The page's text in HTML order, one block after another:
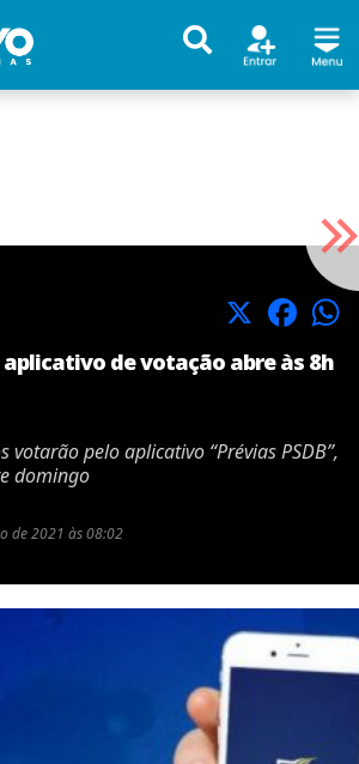
X Facebook
aplicativo de votação abre às 8h
votarão pelo aplicativo “Prévias PSDB”,
domingo
de 2021 às 08:02